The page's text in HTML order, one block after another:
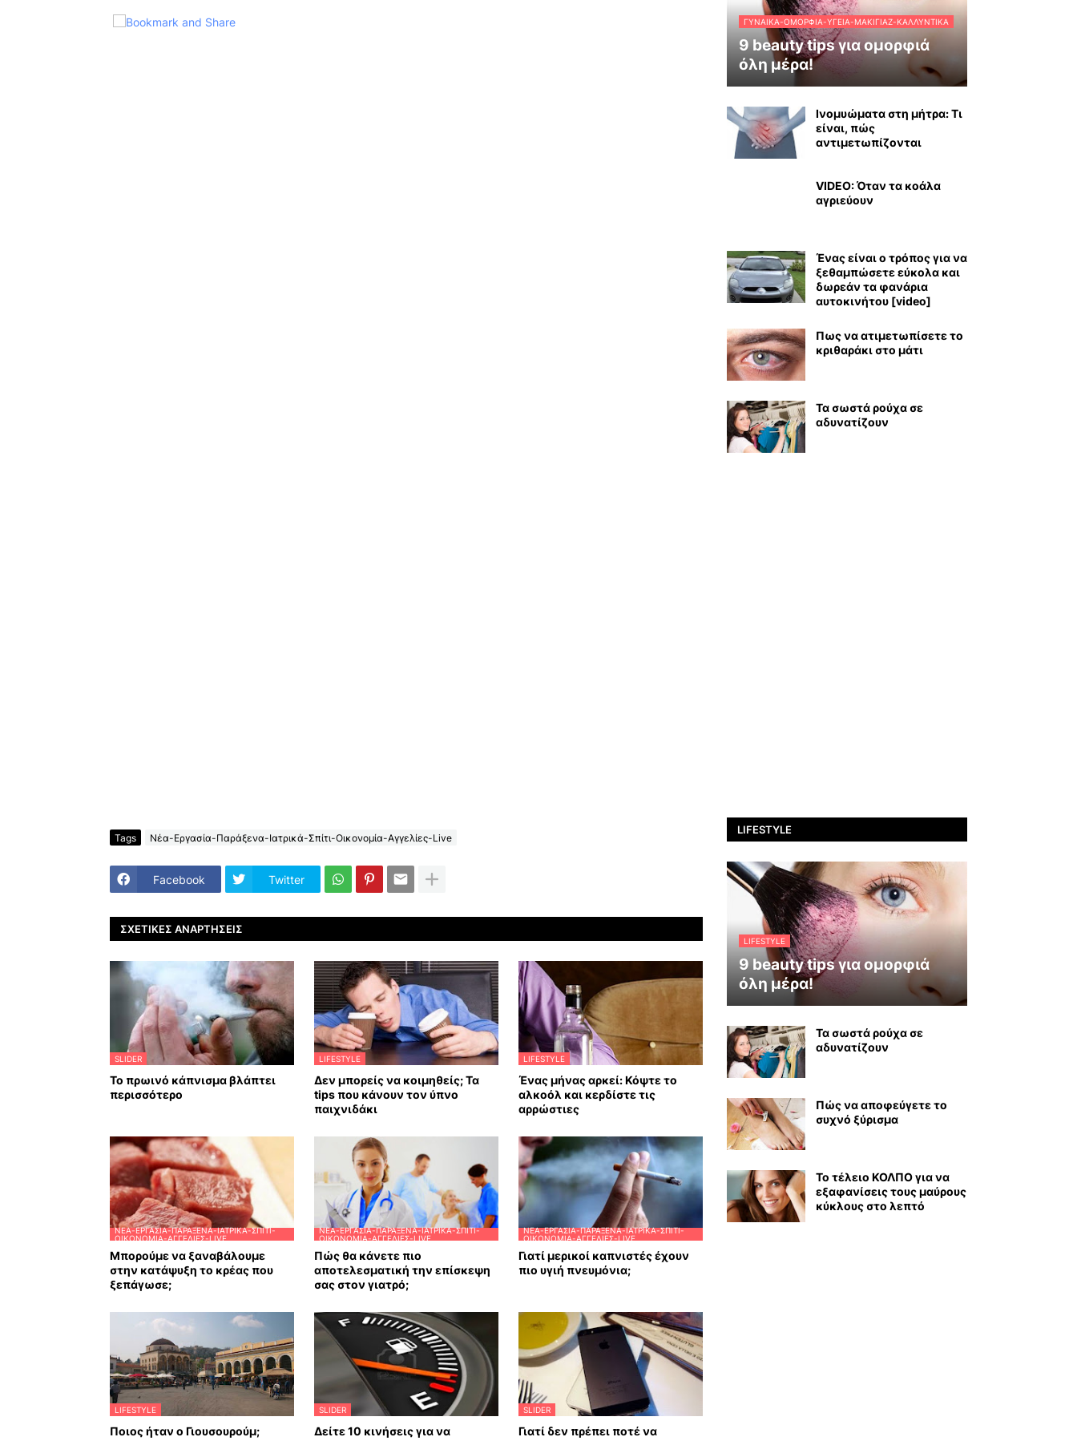
Tags Νέα-Εργασία-Παράξενα-Ιατρικά-Σπίτι-Οικονομία-Αγγελίες-Live
Facebook Twitter
ΣΧΕΤΙΚΈΣ ΑΝΑΡΤΉΣΕΙΣ
SLIDER
Το πρωινό κάπνισμα βλάπτει
περισσότερο
LIFESTYLE
Δεν μπορείς να κοιμηθείς; Τα
tips που κάνουν τον ύπνο
παιχνιδάκι
LIFESTYLE
Ένας μήνας αρκεί: Κόψτε το
αλκοόλ και κερδίστε τις
αρρώστιες
ΝΈΑ-ΕΡΓΑΣΊΑ-ΠΑΡΆΞΕΝΑ-ΙΑΤΡΙΚΆ-ΣΠΊΤΙ-
ΟΙΚΟΝΟΜΊΑ-ΑΓΓΕΛΊΕΣ-LIVE
Μπορούμε να ξαναβάλουμε
στην κατάψυξη το κρέας που
ξεπάγωσε;
ΝΈΑ-ΕΡΓΑΣΊΑ-ΠΑΡΆΞΕΝΑ-ΙΑΤΡΙΚΆ-ΣΠΊΤΙ-
ΟΙΚΟΝΟΜΊΑ-ΑΓΓΕΛΊΕΣ-LIVE
Πώς θα κάνετε πιο
αποτελεσματική την επίσκεψη
σας στον γιατρό;
ΝΈΑ-ΕΡΓΑΣΊΑ-ΠΑΡΆΞΕΝΑ-ΙΑΤΡΙΚΆ-ΣΠΊΤΙ-
ΟΙΚΟΝΟΜΊΑ-ΑΓΓΕΛΊΕΣ-LIVE
Γιατί μερικοί καπνιστές έχουν
πιο υγιή πνευμόνια;
LIFESTYLE
Ποιος ήταν ο Γιουσουρούμ;
SLIDER
Δείτε 10 κινήσεις για να
SLIDER
Γιατί δεν πρέπει ποτέ να
ΓΥΝΑΊΚΑ-ΟΜΟΡΦΙΆ-ΥΓΕΊΑ-ΜΑΚΙΓΙΆΖ-ΚΑΛΛΥΝΤΙΚΆ
9 beauty tips για ομορφιά
όλη μέρα!
Ινομυώματα στη μήτρα: Τι
είναι, πώς
αντιμετωπίζονται
VIDEO: Όταν τα κοάλα
αγριεύουν
Ένας είναι ο τρόπος για να
ξεθαμπώσετε εύκολα και
δωρεάν τα φανάρια
αυτοκινήτου [video]
Πως να ατιμετωπίσετε το
κριθαράκι στο μάτι
Τα σωστά ρούχα σε
αδυνατίζουν
LIFESTYLE
LIFESTYLE
9 beauty tips για ομορφιά
όλη μέρα!
Τα σωστά ρούχα σε
αδυνατίζουν
Πώς να αποφεύγετε το
συχνό ξύρισμα
Το τέλειο ΚΟΛΠΟ για να
εξαφανίσεις τους μαύρους
κύκλους στο λεπτό